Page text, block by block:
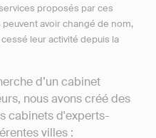
proposés par ces
avoir changé de nom,
leur activité depuis la
d’un cabinet
nous avons créé des
cabinets d'experts-
villes :